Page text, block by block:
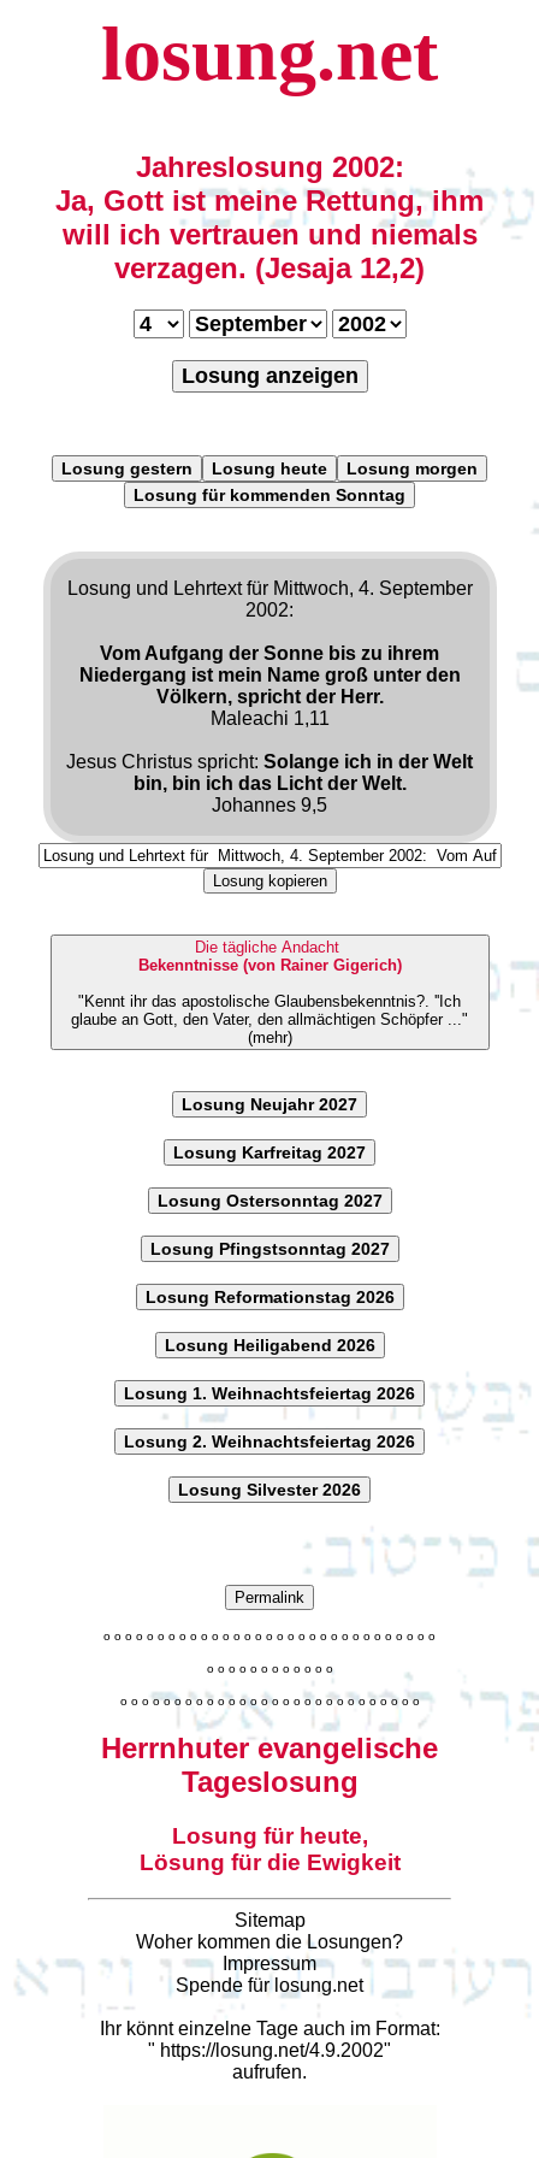
losung.net
Jahreslosung 2002:
Ja, Gott ist meine Rettung, ihm
will ich vertrauen und niemals
verzagen. (Jesaja 12,2)
Losung anzeigen
Losung gestern Losung heute
Losung morgen
Losung für kommenden Sonntag
Losung und Lehrtext für Mittwoch, 4. September
2002:
Vom Aufgang der Sonne bis zu ihrem
Niedergang ist mein Name groß unter den
Völkern, spricht der Herr.
Maleachi 1,11
Jesus Christus spricht: Solange ich in der Welt
bin, bin ich das Licht der Welt.
Johannes 9,5
Losung kopieren
Die tägliche Andacht
Bekenntnisse (von Rainer Gigerich)
"Kennt ihr das apostolische Glaubensbekenntnis?. ''Ich
glaube an Gott, den Vater, den allmächtigen Schöpfer ..."
(mehr)
Losung Neujahr 2027
Losung Karfreitag 2027
Losung Ostersonntag 2027
Losung Pfingstsonntag 2027
Losung Reformationstag 2026
Losung Heiligabend 2026
Losung 1. Weihnachtsfeiertag 2026
Losung 2. Weihnachtsfeiertag 2026
Losung Silvester 2026
Permalink
o o o o o o o o o o o o o o o o o o o o o o o o o o o o o o o
o o o o o o o o o o o o
o o o o o o o o o o o o o o o o o o o o o o o o o o o o
Herrnhuter evangelische
Tageslosung
Losung für heute,
Lösung für die Ewigkeit
Sitemap
Woher kommen die Losungen?
Impressum
Spende für losung.net
Ihr könnt einzelne Tage auch im Format:
" https://losung.net/4.9.2002"
aufrufen.